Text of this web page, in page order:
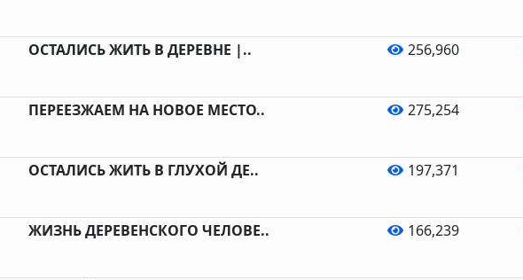
ОСТАЛИСЬ ЖИТЬ В ДЕРЕВНЕ |.. 256,960
ПЕРЕЕЗЖАЕМ НА НОВОЕ МЕСТО.. 275,254
ОСТАЛИСЬ ЖИТЬ В ГЛУХОЙ ДЕ.. 197,371
ЖИЗНЬ ДЕРЕВЕНСКОГО ЧЕЛОВЕ.. 166,239